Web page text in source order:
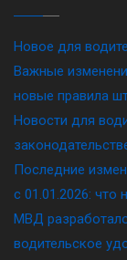
Новое для
Важные
новые правила
Новости для
Последние
c 01.01.2026: что
МВД
водительское